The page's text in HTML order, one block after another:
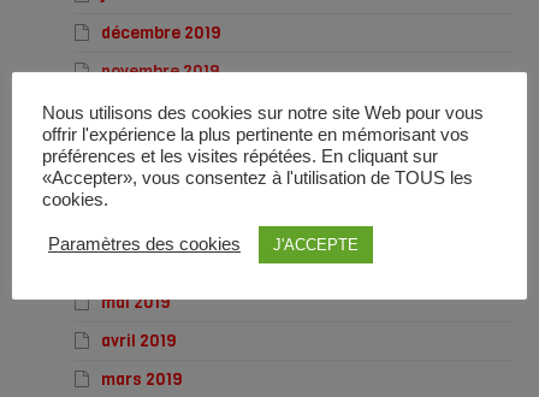
décembre 2019
novembre 2019
octobre 2019
septembre 2019
août 2019
mai 2019
avril 2019
mars 2019
Nous utilisons des cookies sur notre site Web pour vous
offrir l'expérience la plus pertinente en mémorisant vos
préférences et les visites répétées. En cliquant sur
«Accepter», vous consentez à l'utilisation de TOUS les
cookies.
Paramètres des cookies J'ACCEPTE